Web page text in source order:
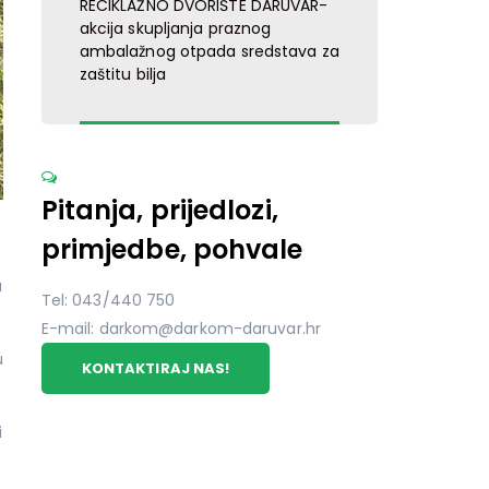
RECIKLAŽNO DVORIŠTE DARUVAR-
akcija skupljanja praznog
ambalažnog otpada sredstava za
zaštitu bilja
Pitanja, prijedlozi,
primjedbe, pohvale
Tel: 043/440 750
E-mail: darkom@darkom-daruvar.hr
KONTAKTIRAJ NAS!